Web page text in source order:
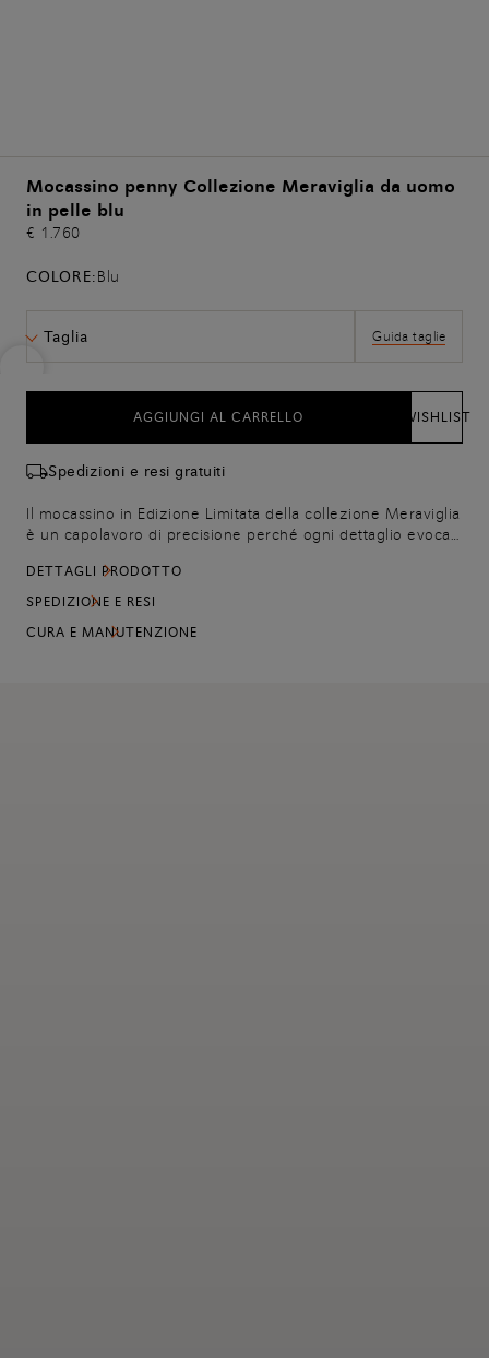
Mocassino penny Collezione Meraviglia da uomo
in pelle blu
€ 1.760
COLORE:Blu
Taglia Guida taglie
AGGIUNGI AL CARRELLO WISHLIST
Spedizioni e resi gratuiti
Il mocassino in Edizione Limitata della collezione Meraviglia
è un capolavoro di precisione perché ogni dettaglio evoca
silhouette elegante e slanciata è delineata dalle cuciture in
pelle intrecciata e arricchita con velature fatte a mano che
Meraviglia. Si caratterizza per la costruzione Goodyear e
DETTAGLI PRODOTTO
SPEDIZIONE E RESI
CURA E MANUTENZIONE